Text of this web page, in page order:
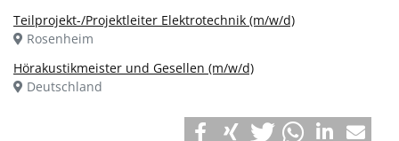
Teilprojekt-/Projektleiter Elektrotechnik (m/w/d)
Rosenheim
Hörakustikmeister und Gesellen (m/w/d)
Deutschland